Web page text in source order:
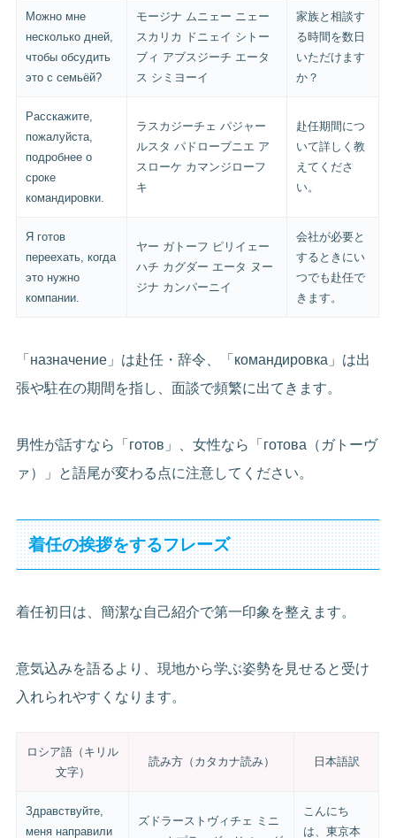
Можно мне
несколько дней,
чтобы обсудить
это с семьёй?
モージナ ムニェー ニェー
スカリカ ドニェイ シトー
ブィ アブスジーチ エータ
ス シミヨーイ
家族と相談す
る時間を数日
いただけます
か？
Расскажите,
пожалуйста,
подробнее о
сроке
командировки.
ラスカジーチェ パジャー
ルスタ パドローブニエ ア
スローケ カマンジローフ
キ
赴任期間につ
いて詳しく教
えてくださ
い。
Я готов
переехать, когда
это нужно
компании.
ヤー ガトーフ ピリイェー
ハチ カグダー エータ ヌー
ジナ カンパーニイ
会社が必要と
するときにい
つでも赴任で
きます。
「назначение」は赴任・辞令、「командировка」は出
張や駐在の期間を指し、面談で頻繁に出てきます。
男性が話すなら「готов」、女性なら「готова（ガトーヴ
ァ）」と語尾が変わる点に注意してください。
着任の挨拶をするフレーズ
着任初日は、簡潔な自己紹介で第一印象を整えます。
意気込みを語るより、現地から学ぶ姿勢を見せると受け
入れられやすくなります。
ロシア語（キリル
文字）
読み方（カタカナ読み） 日本語訳
Здравствуйте,
меня направили
ズドラーストヴィチェ ミニ
こんにち
は、東京本